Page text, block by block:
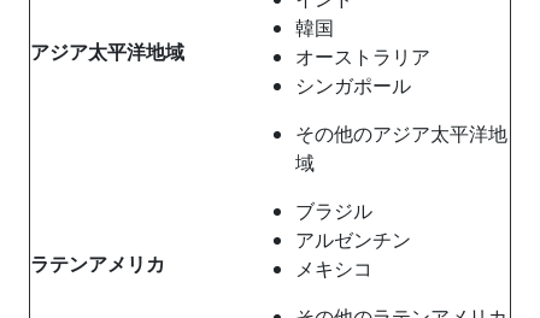
アジア太平洋地域
韓国
オーストラリア
シンガポール
その他のアジア太平洋地
域
ラテンアメリカ
ブラジル
アルゼンチン
メキシコ